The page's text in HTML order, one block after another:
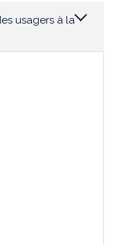
usagers à la